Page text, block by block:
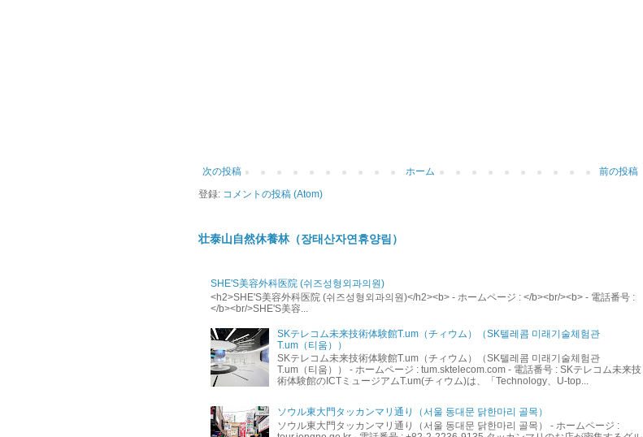
次の投稿 前の投稿
ホーム
登録: コメントの投稿 (Atom)
壮泰山自然休養林（장태산자연휴양림）
SHE'S美容外科医院 (쉬즈성형외과의원)
<h2>SHE'S美容外科医院 (쉬즈성형외과의원)</h2><b> - ホームページ : </b><br/><b> - 電話番号 :
</b><br/>SHE'S美容...
SKテレコム未来技術体験館T.um（チィウム）（SK텔레콤 미래기술체험관
T.um（티움））
SKテレコム未来技術体験館T.um（チィウム）（SK텔레콤 미래기술체험관
T.um（티움）） - ホームページ : tum.sktelecom.com - 電話番号 : SKテレコム未来技
術体験館のICTミュージアムT.um(チィウム)は、「Technology、U-top...
ソウル東大門タッカンマリ通り（서울 동대문 닭한마리 골목）
ソウル東大門タッカンマリ通り（서울 동대문 닭한마리 골목） - ホームページ :